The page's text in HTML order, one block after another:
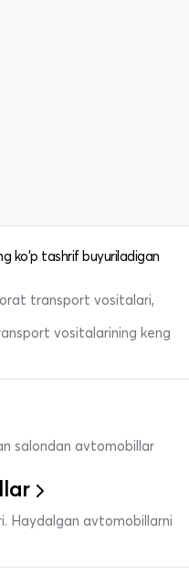
ko'p tashrif buyuriladigan
transport vositalari,
vositalarining keng
salondan avtomobillar
Haydalgan avtomobillarni